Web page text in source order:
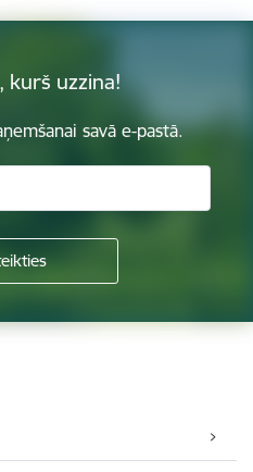
kurš uzzina!
savā e-pastā.